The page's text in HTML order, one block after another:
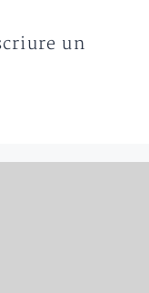
un